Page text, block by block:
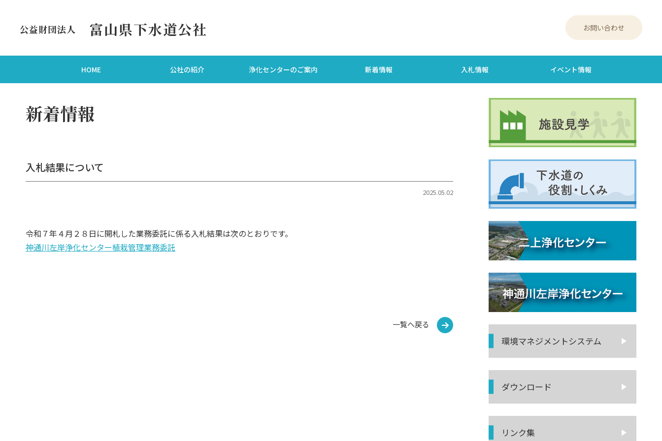
公益財団法人 富山県下水道公社 お問い合わせ
HOME 公社の紹介 浄化センターのご案内 新着情報 入札情報 イベント情報
新着情報
入札結果について
2025.05.02
令和７年４月２８日に開札した業務委託に係る入札結果は次のとおりです。
神通川左岸浄化センター植栽管理業務委託
一覧へ戻る
環境マネジメントシステム
ダウンロード
リンク集